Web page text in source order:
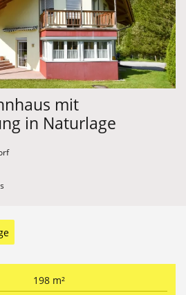
mit
in Naturlage
198 m²